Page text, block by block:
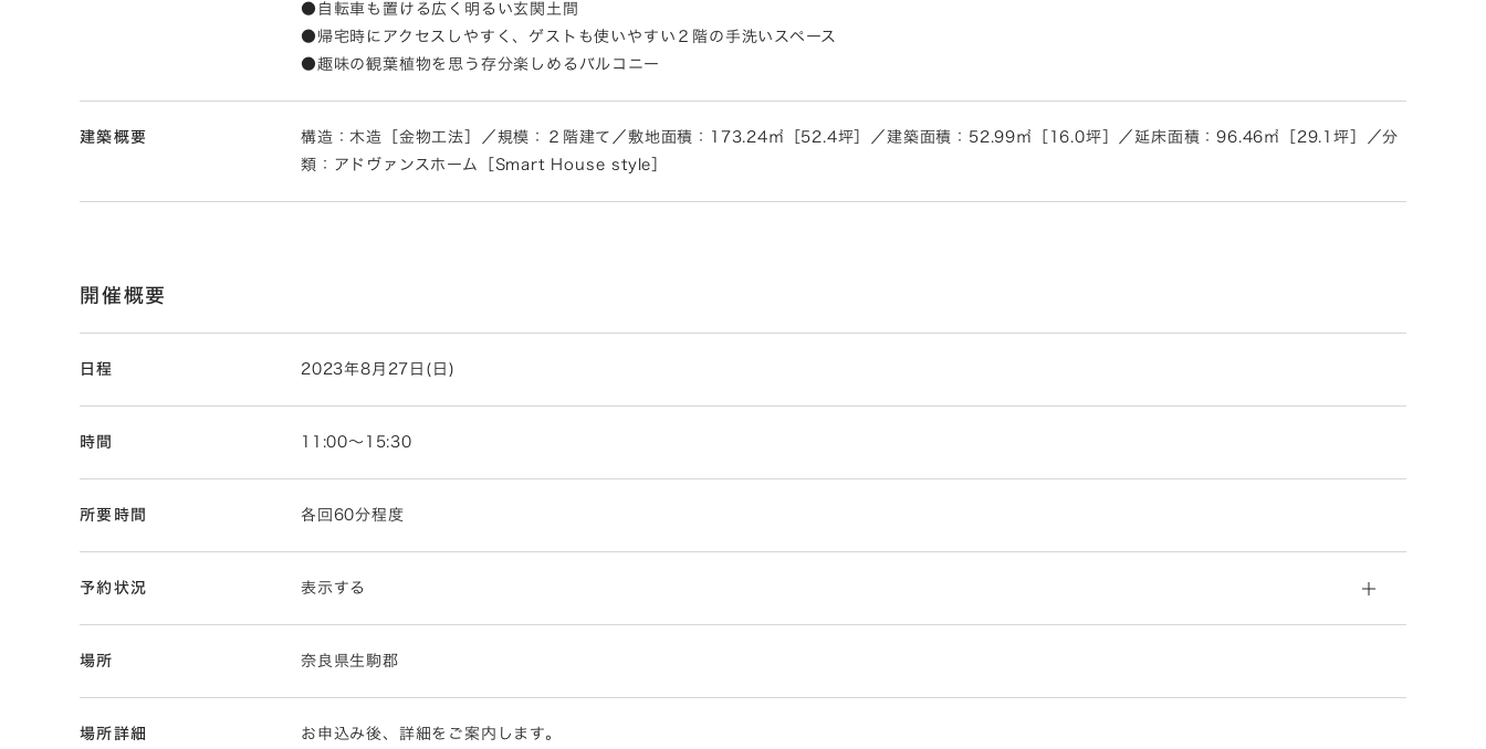
●自転車も置ける広く明るい玄関土間
●帰宅時にアクセスしやすく、ゲストも使いやすい２階の手洗いスペース
●趣味の観葉植物を思う存分楽しめるバルコニー
建築概要
構造：木造［金物工法］／規模：２階建て／敷地面積：173.24㎡［52.4坪］／建築面積：52.99㎡［16.0坪］／延床面積：96.46㎡［29.1坪］／分
類：アドヴァンスホーム［Smart House style］
開催概要
日程 2023年8月27日(日)
時間 11:00～15:30
所要時間 各回60分程度
予約状況 表示する
場所 奈良県生駒郡
場所詳細 お申込み後、詳細をご案内します。